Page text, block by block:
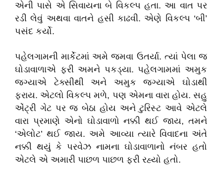
એની પાસે એ સિવાયના બે વિકલ્પ હતા. આ વાત પર
રડી લેવું અથવા વાતને હસી કાઢવી. એણે વિકલ્પ ‘બી’
પસંદ કર્યો.
પહેલગામની માર્કેટમાં અમે જમવા ઉતર્યા. ત્યાં પેલા જ
ઘોડાવાળાએ ફરી અમને પકડ્યા. પહેલગામમાં અમુક
જગ્યાએ ટેક્સીથી અને અમુક જગ્યાએ ઘોડાથી
ફરાય. એટલો વિકલ્પ મળે, પણ એમના વારા હોય. સહુ
એંટ્રી ગેટ પર જ બેઠા હોય અને ટુરિસ્ટ આવે એટલે
વારા પ્રમાણે એનો ઘોડાવાળો નક્કી થઈ જાય, તમને
‘એલોટ’ થઈ જાય. અમે આવ્યા ત્યારે વિવાદના અંતે
નક્કી થયું કે પરવેઝ નામના ઘોડાવાળાનો નંબર હતો
એટલે એ અમારી પાછળ પાછળ ફરી રહ્યો હતો.